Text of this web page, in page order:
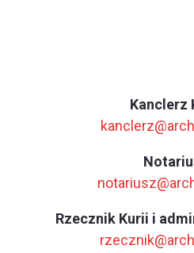
Kanclerz
Rzecznik Kurii i